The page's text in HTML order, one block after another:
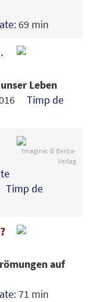
69 min
Leben
Timp de
Imagine: © Beröa-
Verlag
Timp de
auf
71 min